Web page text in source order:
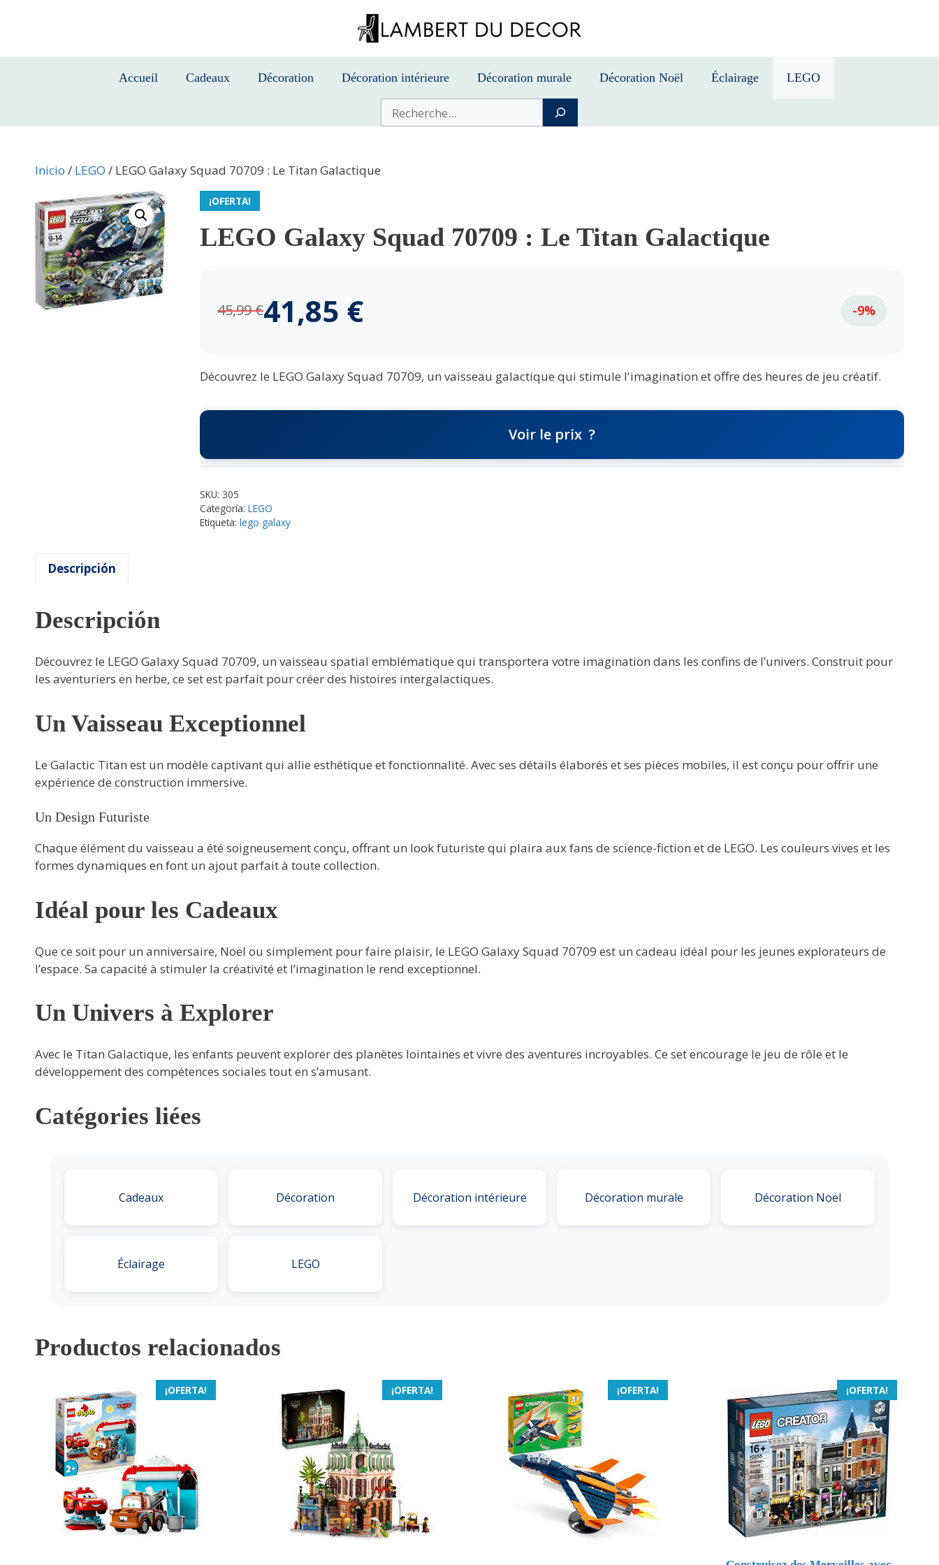
Accueil Cadeaux Décoration Décoration intérieure Décoration murale Décoration Noël Éclairage LEGO
Buscar
Inicio / LEGO / LEGO Galaxy Squad 70709 : Le Titan Galactique
¡OFERTA!
LEGO Galaxy Squad 70709 : Le Titan Galactique
45,99€41,85 € -9%
Découvrez le LEGO Galaxy Squad 70709, un vaisseau galactique qui stimule l'imagination et offre des heures de jeu créatif.
Voir le prix
SKU: 305
Categoría:LEGO
Etiqueta:lego galaxy
Descripción
Descripción
Découvrez le LEGO Galaxy Squad 70709, un vaisseau spatial emblématique qui transportera votre imagination dans les confins de l’univers. Construit pour
les aventuriers en herbe, ce set est parfait pour créer des histoires intergalactiques.
Un Vaisseau Exceptionnel
Le Galactic Titan est un modèle captivant qui allie esthétique et fonctionnalité. Avec ses détails élaborés et ses pièces mobiles, il est conçu pour offrir une
expérience de construction immersive.
Un Design Futuriste
Chaque élément du vaisseau a été soigneusement conçu, offrant un look futuriste qui plaira aux fans de science-fiction et de LEGO. Les couleurs vives et les
formes dynamiques en font un ajout parfait à toute collection.
Idéal pour les Cadeaux
Que ce soit pour un anniversaire, Noël ou simplement pour faire plaisir, le LEGO Galaxy Squad 70709 est un cadeau idéal pour les jeunes explorateurs de
l’espace. Sa capacité à stimuler la créativité et l’imagination le rend exceptionnel.
Un Univers à Explorer
Avec le Titan Galactique, les enfants peuvent explorer des planètes lointaines et vivre des aventures incroyables. Ce set encourage le jeu de rôle et le
développement des compétences sociales tout en s’amusant.
Catégories liées
Cadeaux Décoration Décoration intérieure Décoration murale Décoration Noël
Éclairage LEGO
Productos relacionados
¡OFERTA! ¡OFERTA! ¡OFERTA! ¡OFERTA!